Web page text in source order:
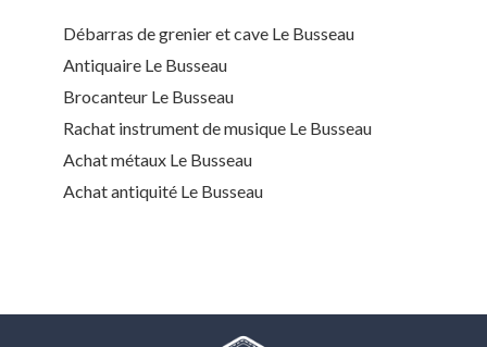
Débarras de grenier et cave Le Busseau
Antiquaire Le Busseau
Brocanteur Le Busseau
Rachat instrument de musique Le Busseau
Achat métaux Le Busseau
Achat antiquité Le Busseau